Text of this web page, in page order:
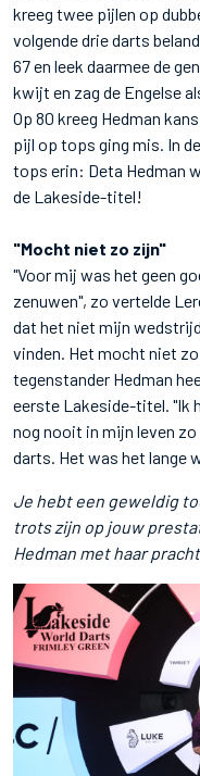
kreeg twee pijlen op
volgende drie darts
67 en leek daarmee de
kwijt en zag de Engelse
Op 80 kreeg Hedman
pijl op tops ging mis. In
tops erin: Deta Hedman
de Lakeside-titel!
"Mocht niet zo zijn"
"Voor mij was het geen
zenuwen", zo vertelde
dat het niet mijn
vinden. Het mocht niet
tegenstander Hedman
eerste Lakeside-titel. "Ik
nog nooit in mijn leven
darts. Het was het lange
Je hebt een geweldig
trots zijn op jouw
Hedman met haar